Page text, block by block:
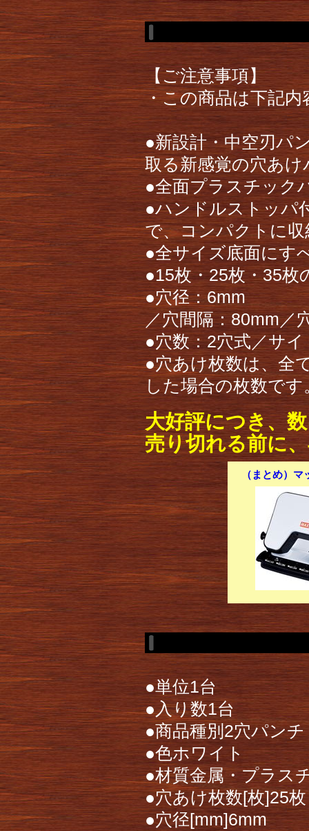
【ご注意事項】
・この商品は下記
●新設計・中空刃パ
取る新感覚の穴あけ
●全面プラスチック
●ハンドルストッパ
で、コンパクトに収
●全サイズ底面にす
●15枚・25枚・35枚
●穴径：6mm
／穴間隔：80mm／
●穴数：2穴式／サ
●穴あけ枚数は、全
した場合の枚数です
大好評につき、
売り切れる前に
（まとめ）
●単位1台
●入り数1台
●商品種別2穴パンチ
●色ホワイト
●材質金属・プラス
●穴あけ枚数[枚]25枚
●穴径[mm]6mm